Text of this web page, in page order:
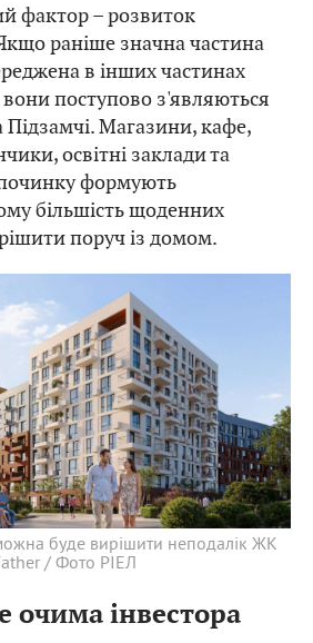
фактор – розвиток
раніше значна частина
в інших частинах
вони поступово з'являються
Підзамчі. Магазини, кафе,
освітні заклади та
формують
більшість щоденних
поруч із домом.
буде вирішити неподалік ЖК
/ Фото РІЕЛ
очима інвестора